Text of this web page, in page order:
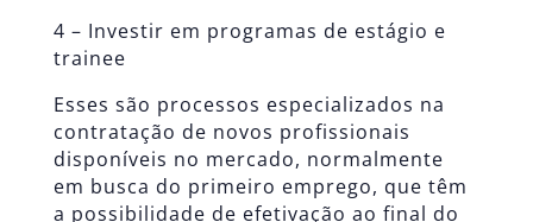
4 – Investir em programas de estágio e
trainee
Esses são processos especializados na
contratação de novos profissionais
disponíveis no mercado, normalmente
em busca do primeiro emprego, que têm
a possibilidade de efetivação ao final do